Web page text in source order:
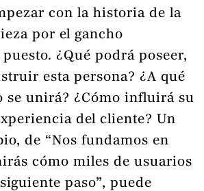
con la historia de la
por el gancho
¿Qué podrá poseer,
esta persona? ¿A qué
se unirá? ¿Cómo influirá su
del cliente? Un
de “Nos fundamos en
cómo miles de usuarios
paso”, puede